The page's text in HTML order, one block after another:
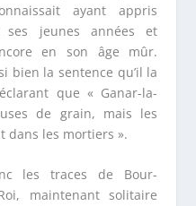
ayant appris
ses jeunes années et
en son âge mûr.
bien la sentence qu’il la
que « Ganar-la-
de grain, mais les
dans les mortiers ».
les traces de Bour-
maintenant solitaire